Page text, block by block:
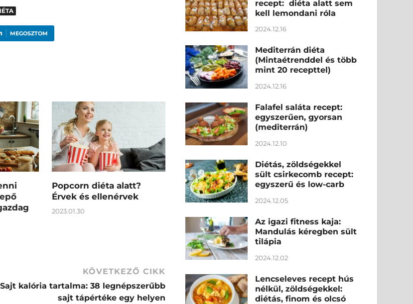
MEGOSZTOM
Popcorn diéta alatt?
Érvek és ellenérvek
2023.01.30
KÖVETKEZŐ CIKK
Sajt kalória tartalma: 38 legnépszerűbb
sajt tápértéke egy helyen
recept: diéta alatt sem
kell lemondani róla
2024.12.16
Mediterrán diéta
(Mintaétrenddel és több
mint 20 recepttel)
2024.12.16
Falafel saláta recept:
egyszerűen, gyorsan
(mediterrán)
2024.12.10
Diétás, zöldségekkel
sült csirkecomb recept:
egyszerű és low-carb
2024.12.05
Az igazi fitness kaja:
Mandulás kéregben sült
tilápia
2024.12.02
Lencseleves recept hús
nélkül, zöldségekkel:
diétás, finom és olcsó